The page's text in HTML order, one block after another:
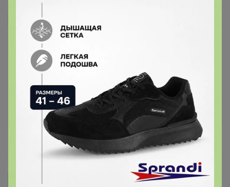
natalyk
Модель состоит из пошаговой инструкции, клея,
парусов и фанерок с деталями. Детали на фанерах
пронумерованы, их надо выдавливать из фанеры.
Много мелких и хрупких деталей, при сборке нужна
постоянная внимательность. Относительно простая
сборка, интересный результат - модель подходит для
подарка творческим натурам.
18 февраля, 2025 18:42